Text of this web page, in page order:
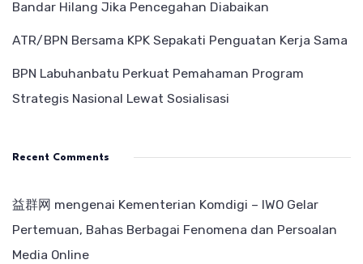
Bandar Hilang Jika Pencegahan Diabaikan
ATR/BPN Bersama KPK Sepakati Penguatan Kerja Sama
BPN Labuhanbatu Perkuat Pemahaman Program
Strategis Nasional Lewat Sosialisasi
Recent Comments
益群网 mengenai Kementerian Komdigi – IWO Gelar
Pertemuan, Bahas Berbagai Fenomena dan Persoalan
Media Online